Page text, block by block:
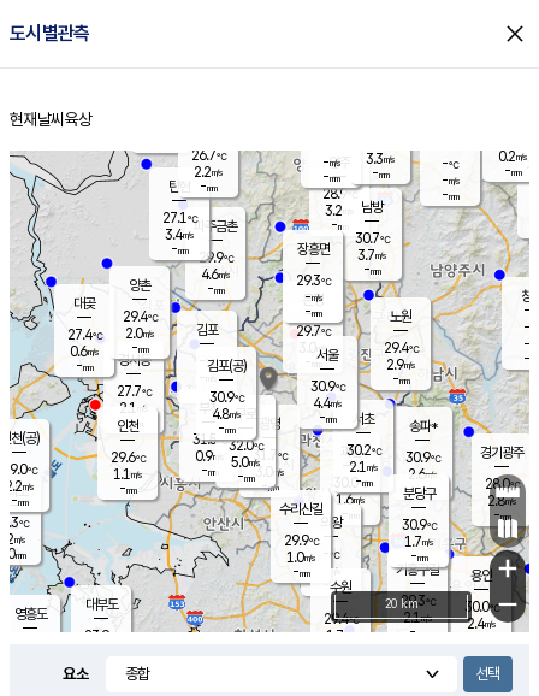
도시별관측 close
홈
현재날씨 육상
의도
℃
m/s
mm
영흥도
양주
28.9℃
3.2
-mm
과천
30.0℃
1.6m/s
- mm
용인
30.0℃
2.4m/s
경기광주
28.0℃
2.8m/s
-mm
대부도
23.9
14.5
경서동
27.7℃
2.1 m/s
-mm
파주금촌
29.9℃
4.6m/s
-mm
-℃
-m/s
-mm
대곶
27.4℃
0.6m/s
-mm
창
-
-m/
-
탄현
27.1℃
3.4m/s
-mm
0.2m/s
-mm
의왕
- ℃
m/s
mm
김포
- ℃
-m/s
mm
광명
31.7 ℃
3.0 m/s
-mm
부천
31.5℃
0.9m/s
-mm
양촌
29.4℃
2.0m/s
-mm
구로
32.0℃
5.0m/s
-mm
은평
29.7℃
3.0 m/s
- mm
노원
29.4℃
2.9m/s
-mm
송파*
30.9℃
2.6m/s
-mm
서초
30.2℃
2.1 m/s
-mm
남방
30.7℃
3.7m/s
-mm
기흥구갈
29.3℃
2.1m/s
-
수리산길
29.9℃
1.0m/s
-mm
분당구
30.9℃
1.7m/s
-mm
장흥면
29.3℃
-m/s
-mm
-m/s
-mm
인천(공)
29.0℃
2.2m/s
-mm
김포(공)
30.9℃
4.8m/s
-mm
수원
29.4℃
1.7 m/s
인천
29.6℃
1.1 m/s
-mm
서울
30.9℃
4.4m/s
-mm
26.7℃
2.2m/s
-mm
3.3m/s
-mm
+
−
20 km
요소